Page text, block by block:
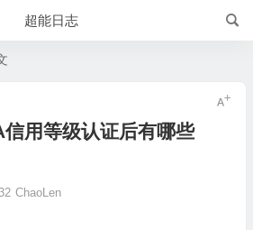
超能日志
用等级认证后有哪些
ChaoLen